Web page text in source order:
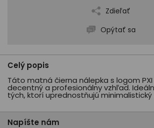
Zdieľať
Opýtať sa
Celý popis
Táto matná čierna nálepka s logom
decentný a profesionálny vzhľad.
tých, ktorí uprednostňujú minimalistický
Napíšte nám